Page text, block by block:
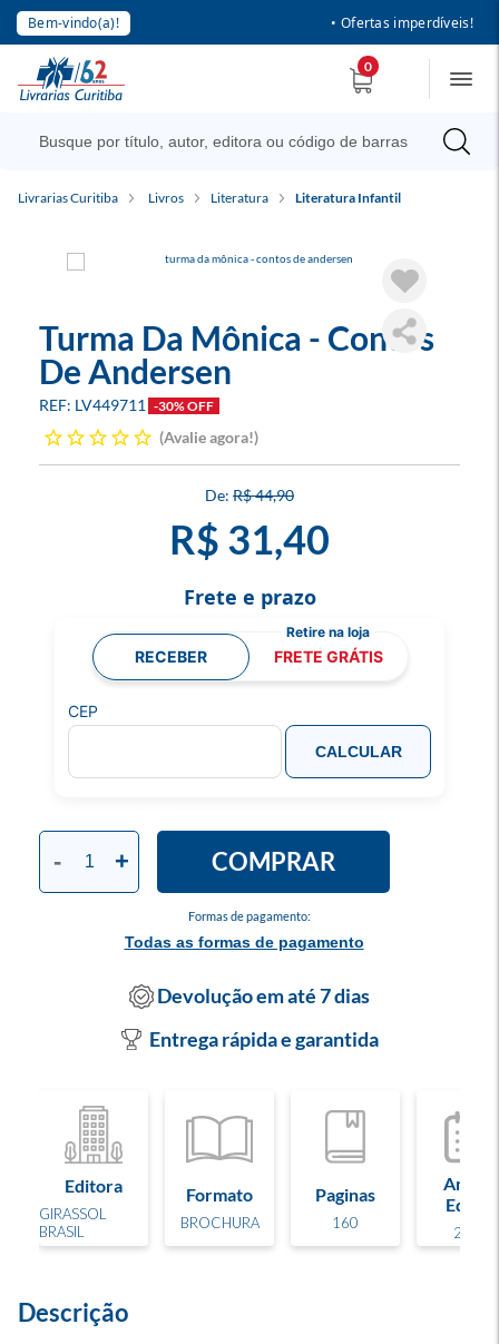
Bem-vindo(a)! • Ofertas imperdíveis!
0
Livrarias Curitiba Livros Literatura Literatura Infantil
Turma Da Mônica - Contos
De Andersen
LV449711 -30% OFF
Avalie agora!
R$ 44,90
R$ 31,40
Formas de pagamento:
Todas as formas de pagamento
- + COMPRAR
Frete e prazo
RECEBER FRETE GRÁTIS
CEP
CALCULAR
Devolução em até 7 dias
Entrega rápida e garantida
Editora
GIRASSOL
BRASIL
Formato
BROCHURA
Paginas
160
Ano de
Edição
2019
Descrição